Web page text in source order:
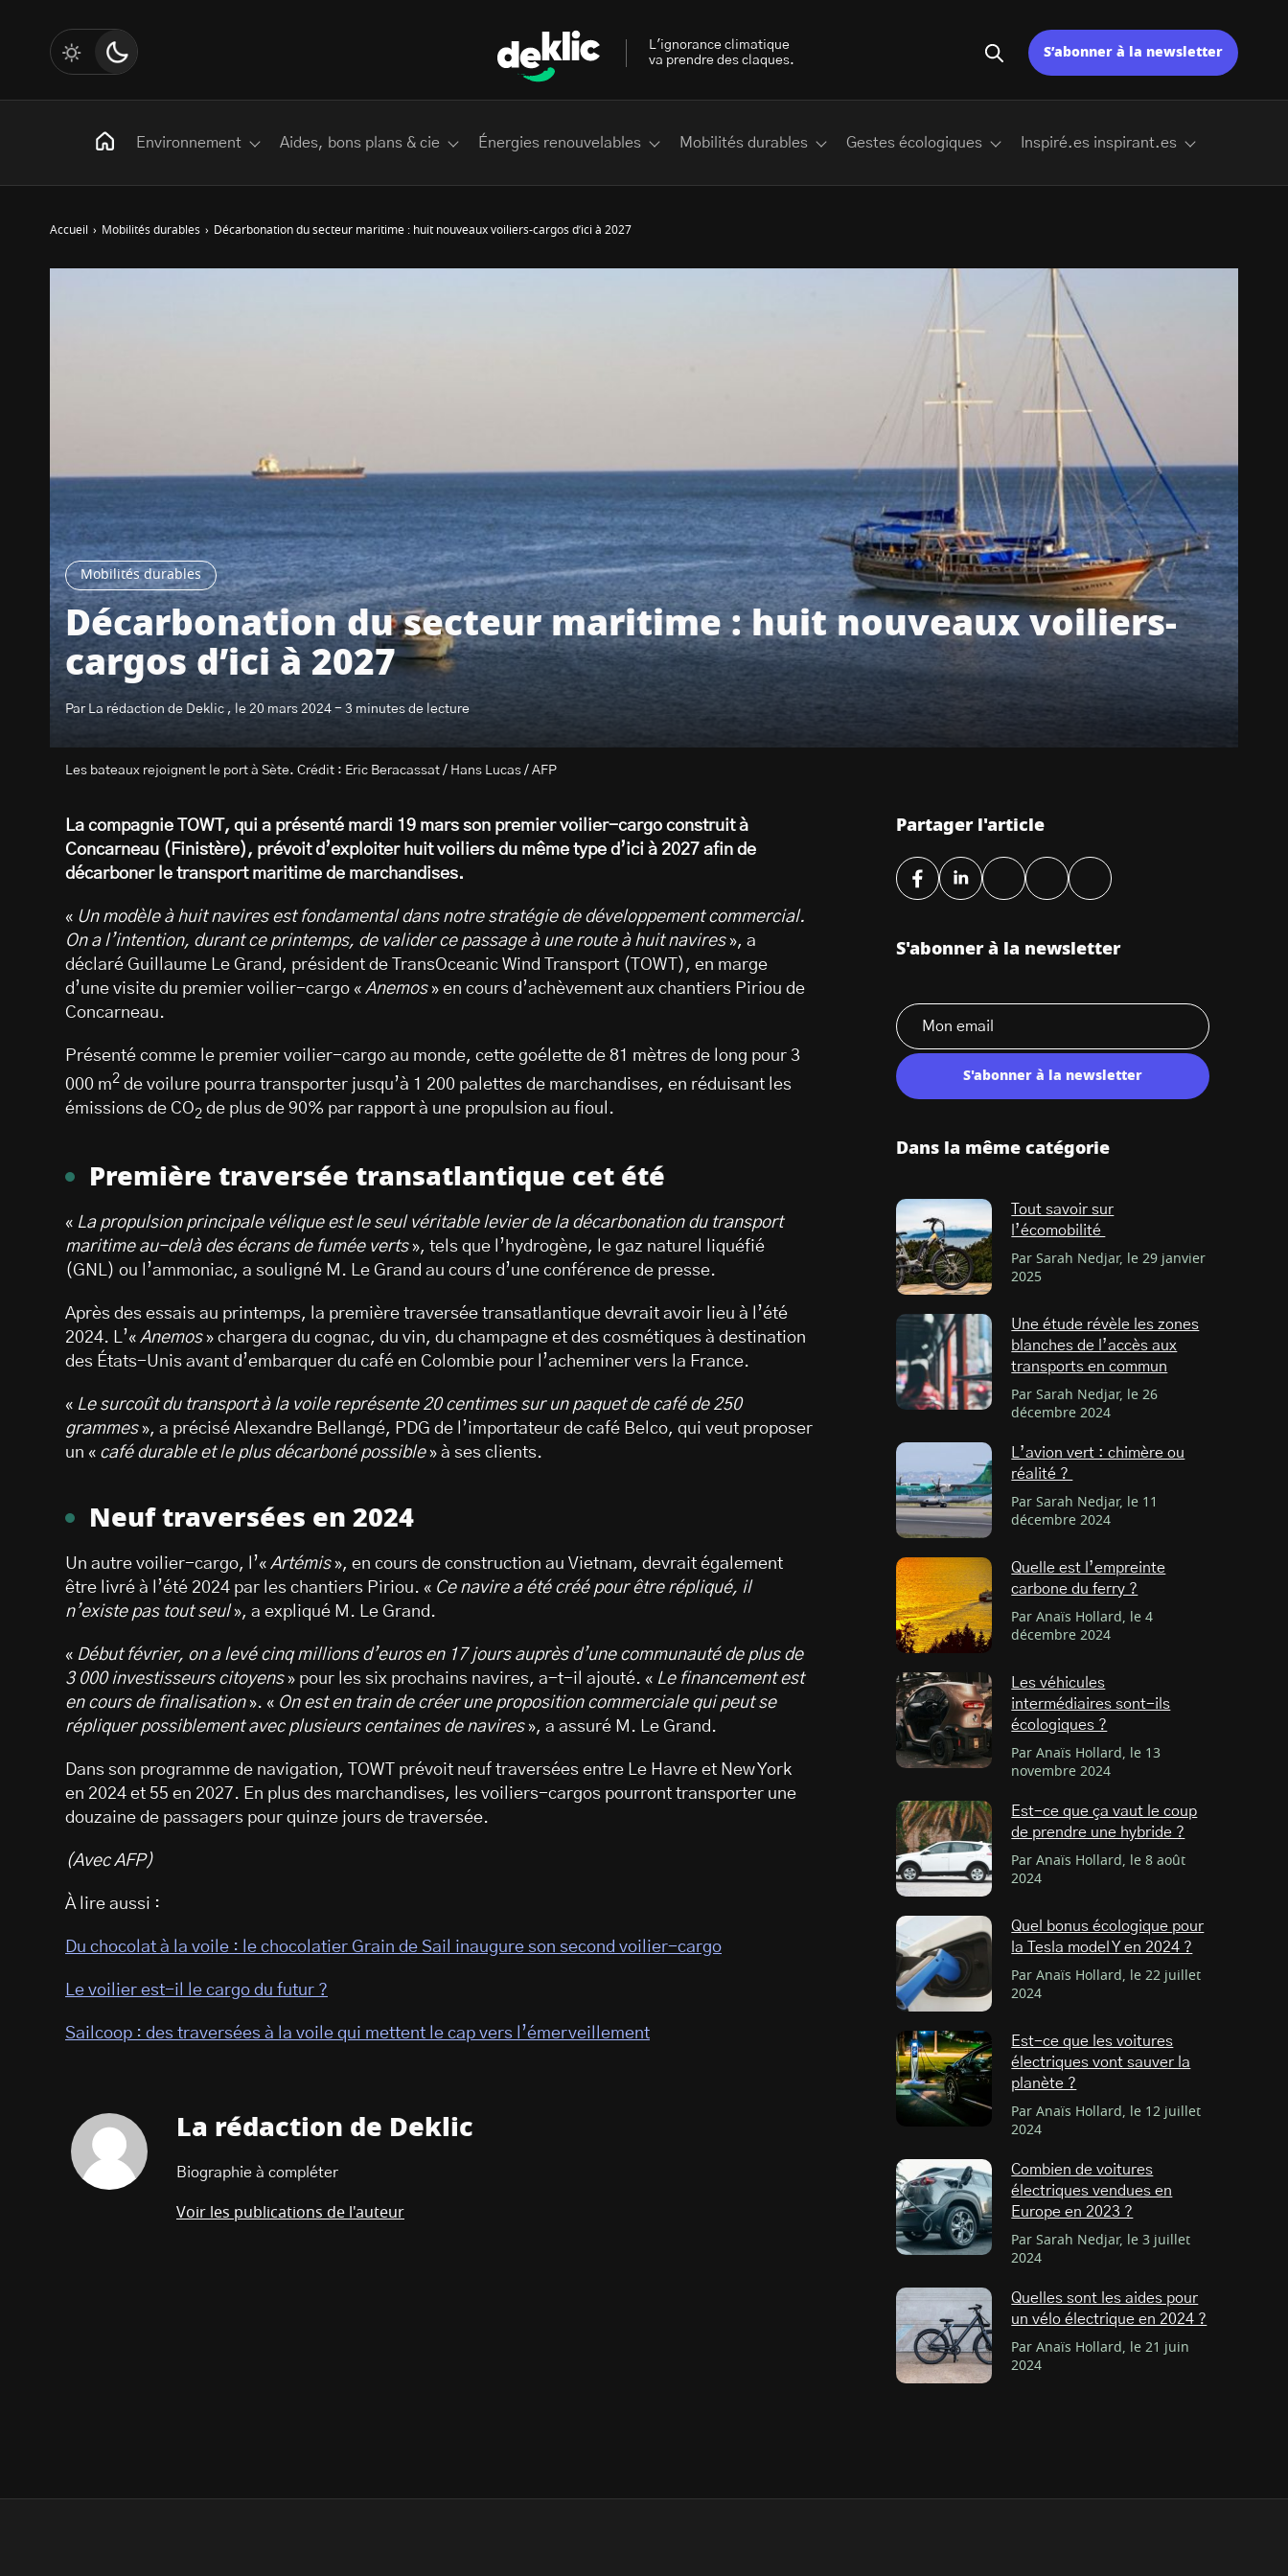
Mobilités durables
Décarbonation du secteur maritime : huit nouveaux voiliers-
cargos d’ici à 2027
Par La rédaction de Deklic , le 20 mars 2024 - 3 minutes de lecture
Les bateaux rejoignent le port à Sète. Crédit : Eric Beracassat / Hans Lucas / AFP
Accueil › Mobilités durables › Décarbonation du secteur maritime : huit nouveaux voiliers-cargos d’ici à 2027
La compagnie TOWT, qui a présenté mardi 19 mars son premier voilier-cargo construit à
Concarneau (Finistère), prévoit d’exploiter huit voiliers du même type d’ici à 2027 afin de
décarboner le transport maritime de marchandises.
« Un modèle à huit navires est fondamental dans notre stratégie de développement commercial.
On a l’intention, durant ce printemps, de valider ce passage à une route à huit navires», a
déclaré Guillaume Le Grand, président de TransOceanic Wind Transport (TOWT), en marge
d’une visite du premier voilier-cargo « Anemos» en cours d’achèvement aux chantiers Piriou de
Concarneau.
Présenté comme le premier voilier-cargo au monde, cette goélette de 81 mètres de long pour 3
000 m2 de voilure pourra transporter jusqu’à 1 200 palettes de marchandises, en réduisant les
émissions de CO2 de plus de 90% par rapport à une propulsion au fioul.
Première traversée transatlantique cet été
« La propulsion principale vélique est le seul véritable levier de la décarbonation du transport
maritime au-delà des écrans de fumée verts», tels que l’hydrogène, le gaz naturel liquéfié
(GNL) ou l’ammoniac, a souligné M. Le Grand au cours d’une conférence de presse.
Après des essais au printemps, la première traversée transatlantique devrait avoir lieu à l’été
2024. L’« Anemos» chargera du cognac, du vin, du champagne et des cosmétiques à destination
des États-Unis avant d’embarquer du café en Colombie pour l’acheminer vers la France.
« Le surcoût du transport à la voile représente 20 centimes sur un paquet de café de 250
grammes», a précisé Alexandre Bellangé, PDG de l’importateur de café Belco, qui veut proposer
un « café durable et le plus décarboné possible» à ses clients.
Neuf traversées en 2024
Un autre voilier-cargo, l’« Artémis», en cours de construction au Vietnam, devrait également
être livré à l’été 2024 par les chantiers Piriou. « Ce navire a été créé pour être répliqué, il
n’existe pas tout seul», a expliqué M. Le Grand.
« Début février, on a levé cinq millions d’euros en 17 jours auprès d’une communauté de plus de
3 000 investisseurs citoyens» pour les six prochains navires, a-t-il ajouté. « Le financement est
en cours de finalisation». « On est en train de créer une proposition commerciale qui peut se
répliquer possiblement avec plusieurs centaines de navires», a assuré M. Le Grand.
Dans son programme de navigation, TOWT prévoit neuf traversées entre Le Havre et New York
en 2024 et 55 en 2027. En plus des marchandises, les voiliers-cargos pourront transporter une
douzaine de passagers pour quinze jours de traversée.
(Avec AFP)
À lire aussi :
Du chocolat à la voile : le chocolatier Grain de Sail inaugure son second voilier-cargo
Le voilier est-il le cargo du futur ?
Sailcoop : des traversées à la voile qui mettent le cap vers l’émerveillement
La rédaction de Deklic
Biographie à compléter
Voir les publications de l'auteur
Partager l'article
S'abonner à la newsletter
S'abonner à la newsletter
Dans la même catégorie
Tout savoir sur
l’écomobilité
Par Sarah Nedjar, le 29 janvier
2025
Une étude révèle les zones
blanches de l’accès aux
transports en commun
Par Sarah Nedjar, le 26
décembre 2024
L’avion vert : chimère ou
réalité ?
Par Sarah Nedjar, le 11
décembre 2024
Quelle est l’empreinte
carbone du ferry ?
Par Anaïs Hollard, le 4
décembre 2024
Les véhicules
intermédiaires sont-ils
écologiques ?
Par Anaïs Hollard, le 13
novembre 2024
Est-ce que ça vaut le coup
de prendre une hybride ?
Par Anaïs Hollard, le 8 août
2024
Quel bonus écologique pour
la Tesla model Y en 2024 ?
Par Anaïs Hollard, le 22 juillet
2024
Est-ce que les voitures
électriques vont sauver la
planète ?
Par Anaïs Hollard, le 12 juillet
2024
Combien de voitures
électriques vendues en
Europe en 2023 ?
Par Sarah Nedjar, le 3 juillet
2024
Quelles sont les aides pour
un vélo électrique en 2024 ?
Par Anaïs Hollard, le 21 juin
2024
L'ignorance climatique
va prendre des claques.
S’abonner à la newsletter
Environnement Aides, bons plans & cie Énergies renouvelables Mobilités durables Gestes écologiques Inspiré.es inspirant.es